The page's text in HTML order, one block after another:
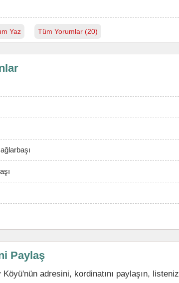
Yaz Tüm Yorumlar (20)
Paylaş
adresini, kordinatını paylaşın,